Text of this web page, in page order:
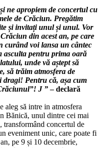
ne apropiem de concertul cu
de Crăciun. Pregătim
și invitați unul și unul. Vor
din acest an, pe care
curând voi lansa un cântec
asculta pentru prima oară
unde vă aștept să
să trăim atmosfera de
dragi! Pentru că, așa cum
J”– declară
aleg să intre in atmosfera
Bănică, unul dintre cei mai
transformând concertul de
eveniment unic, care poate fi
pe 9 și 10 decembrie,